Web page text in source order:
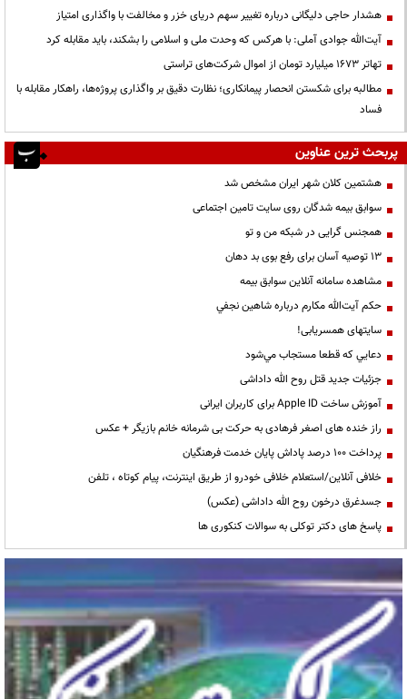
هشدار حاجی دلیگانی درباره تغییر سهم دریای خزر و مخالفت با واگذاری امتیاز
آیت‌الله جوادی آملی: با هرکس که وحدت ملی و اسلامی را بشکند، باید مقابله کرد
تهاتر ۱۶۷۳ میلیارد تومان از اموال شرکت‌های تراستی
مطالبه برای شکستن انحصار پیمانکاری؛ نظارت دقیق بر واگذاری پروژه‌ها، راهکار مقابله با
فساد
پربحث ترین عناوین
هشتمین کلان شهر ایران مشخص شد
سوابق بیمه شدگان روی سایت تامین اجتماعی
همجنس گرایی در شبکه من و تو
13 توصیه آسان برای رفع بوی بد دهان
مشاهده سامانه آنلاين سوابق بیمه
حكم آيت‌الله مكارم درباره شاهين نجفي
سایتهای همسریابی!
دعايي كه قطعا مستجاب مي‌شود
جزئیات جدید قتل روح الله داداشی
آموزش ساخت Apple ID برای کاربران ایرانی
راز خنده های اصغر فرهادی به حرکت بی شرمانه خانم بازیگر + عکس
پرداخت ۱۰۰ درصد پاداش پایان خدمت فرهنگیان
خلافی آنلاین/استعلام خلافی خودرو از طریق اینترنت، پیام کوتاه ، تلفن
جسدغرق درخون روح الله داداشی (عکس)
پاسخ های دکتر توکلی به سوالات کنکوری ها